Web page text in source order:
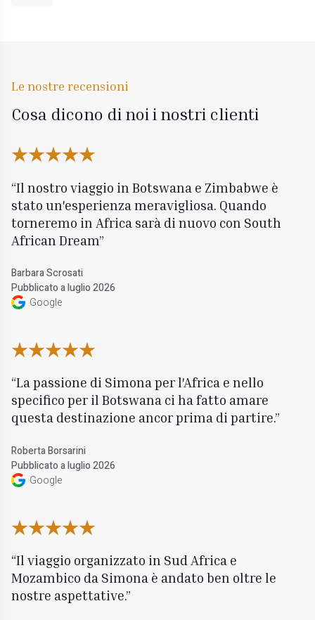
Le nostre recensioni
Cosa dicono di noi i nostri clienti
Il nostro viaggio in Botswana e Zimbabwe è
stato un'esperienza meravigliosa. Quando
torneremo in Africa sarà di nuovo con South
African Dream
Barbara Scrosati
Pubblicato a luglio 2026
Google
La passione di Simona per l'Africa e nello
specifico per il Botswana ci ha fatto amare
questa destinazione ancor prima di partire.
Roberta Borsarini
Pubblicato a luglio 2026
Google
Il viaggio organizzato in Sud Africa e
Mozambico da Simona è andato ben oltre le
nostre aspettative.